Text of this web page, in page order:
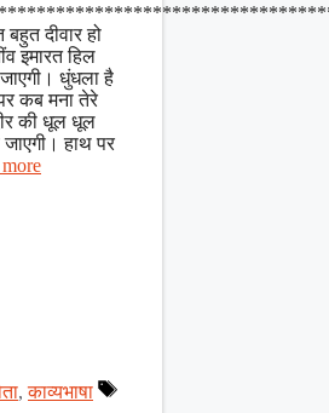
दीवार हो
इमारत हिल
धुंधला है
कब मना तेरे
की धूल धूल
हाथ पर
,काव्यभाषा
Tags